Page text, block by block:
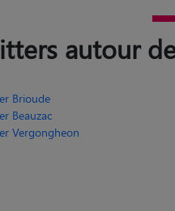
autour
Brioude
Beauzac
Vergongheon